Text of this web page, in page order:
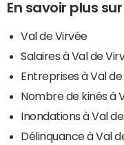
En savoir plus
Val de Virvée
Salaires à Val de
Entreprises à Val
Nombre de kinés à
Inondations à Val
Délinquance à Val